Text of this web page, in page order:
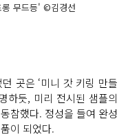
롱 무드등' ©김경선
곳은 ‘미니 갓 키링 만들
하듯, 미리 전시된 샘플의
참했다. 정성을 들여 완성
이 되었다.